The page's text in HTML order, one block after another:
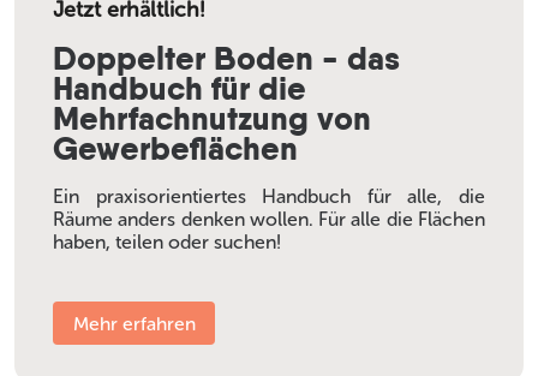
Jetzt erhältlich!
Doppelter Boden - das
Handbuch für die
Mehrfachnutzung von
Gewerbeflächen
Ein praxisorientiertes Handbuch für alle, die
Räume anders denken wollen. Für alle die Flächen
haben, teilen oder suchen!
Mehr erfahren